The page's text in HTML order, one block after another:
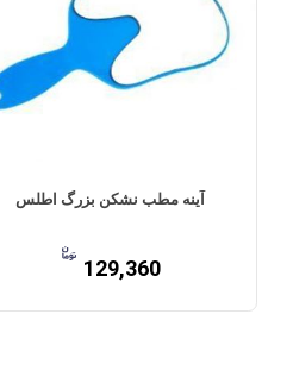
آینه مطب نشکن بزرگ اطلس
129,360